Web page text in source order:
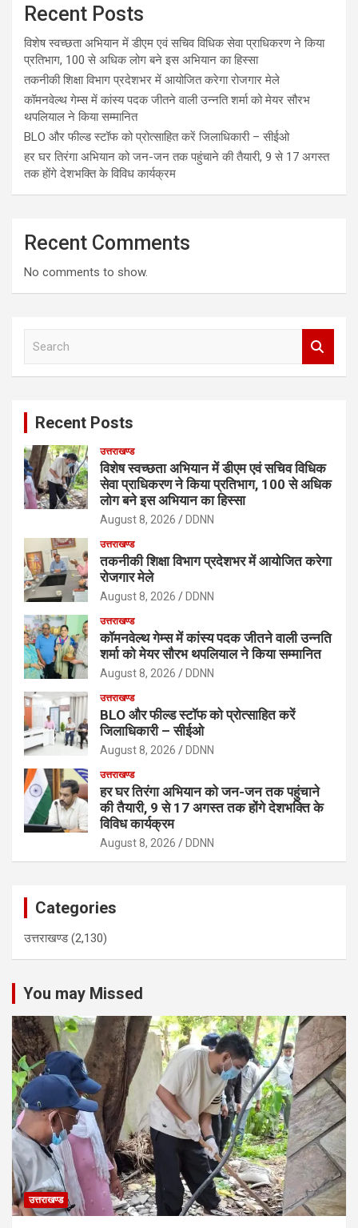
Recent Posts
विशेष स्वच्छता अभियान में डीएम एवं सचिव विधिक सेवा प्राधिकरण ने किया
प्रतिभाग, 100 से अधिक लोग बने इस अभियान का हिस्सा
तकनीकी शिक्षा विभाग प्रदेशभर में आयोजित करेगा रोजगार मेले
कॉमनवेल्थ गेम्स में कांस्य पदक जीतने वाली उन्नति शर्मा को मेयर सौरभ
थपलियाल ने किया सम्मानित
BLO और फील्ड स्टॉफ को प्रोत्साहित करें जिलाधिकारी – सीईओ
हर घर तिरंगा अभियान को जन-जन तक पहुंचाने की तैयारी, 9 से 17 अगस्त
तक होंगे देशभक्ति के विविध कार्यक्रम
Recent Comments
No comments to show.
Recent Posts
उत्तराखण्ड
विशेष स्वच्छता अभियान में डीएम एवं सचिव विधिक
सेवा प्राधिकरण ने किया प्रतिभाग, 100 से अधिक
लोग बने इस अभियान का हिस्सा
August 8, 2026 DDNN
उत्तराखण्ड
तकनीकी शिक्षा विभाग प्रदेशभर में आयोजित करेगा
रोजगार मेले
August 8, 2026 DDNN
उत्तराखण्ड
कॉमनवेल्थ गेम्स में कांस्य पदक जीतने वाली उन्नति
शर्मा को मेयर सौरभ थपलियाल ने किया सम्मानित
August 8, 2026 DDNN
उत्तराखण्ड
BLO और फील्ड स्टॉफ को प्रोत्साहित करें
जिलाधिकारी – सीईओ
August 8, 2026 DDNN
उत्तराखण्ड
हर घर तिरंगा अभियान को जन-जन तक पहुंचाने
की तैयारी, 9 से 17 अगस्त तक होंगे देशभक्ति के
विविध कार्यक्रम
August 8, 2026 DDNN
Categories
उत्तराखण्ड(2,130)
You may Missed
उत्तराखण्ड